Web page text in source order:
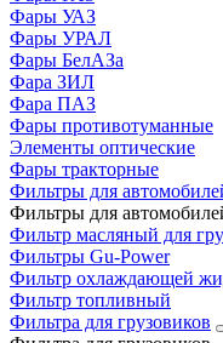
Фары УАЗ
Фары УРАЛ
Фары БелАЗа
Фара ЗИЛ
Фара ПАЗ
Фары противотуманные
Элементы оптические
Фары тракторные
Фильтры для
Фильтры для
Фильтр масляный для
Фильтры Gu-Power
Фильтр охлаждающей
Фильтр топливный
Фильтра для грузовиков